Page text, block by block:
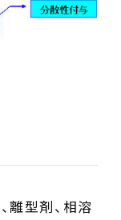
離型剤、相溶